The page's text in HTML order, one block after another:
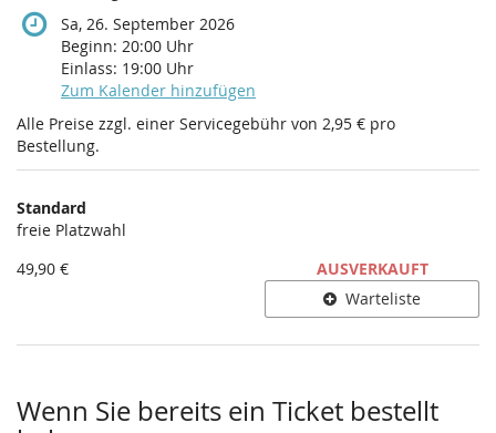
Sa, 26. September 2026
Beginn: 20:00 Uhr
Einlass: 19:00 Uhr
Zum Kalender hinzufügen
Alle Preise zzgl. einer Servicegebühr von 2,95 € pro
Bestellung.
Produkte
Unkategorisierte
Produkte
Standard
freie Platzwahl
49,90 €
AUSVERKAUFT
Warteliste
Wenn Sie bereits ein Ticket bestellt